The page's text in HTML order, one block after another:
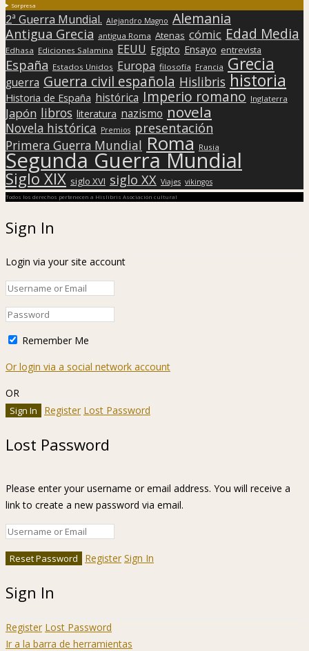
Sorpresa
2ª Guerra Mundial. Alejandro Magno Alemania
Antigua Grecia antigua Roma Atenas cómic Edad Media
Edhasa Ediciones Salamina EEUU Egipto Ensayo entrevista
España Estados Unidos Europa filosofía Francia Grecia
guerra Guerra civil española Hislibris historia
Historia de España histórica Imperio romano Inglaterra
Japón libros literatura nazismo novela
Novela histórica Premios presentación
Primera Guerra Mundial Roma Rusia
Segunda Guerra Mundial
Siglo XIX siglo XVI siglo XX Viajes vikingos
Todos los derechos pertenecen a Hislibris Asociación cultural
Sign In
Login via your site account
Remember Me
Or login via a social network account
OR
Register Lost Password
Lost Password
Please enter your username or email address. You will receive a
link to create a new password via email.
Register Sign In
Sign In
Register Lost Password
Ir a la barra de herramientas